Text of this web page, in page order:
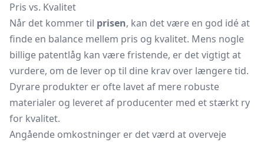
Pris vs. Kvalitet
Når det kommer til prisen, kan det være en god idé at
finde en balance mellem pris og kvalitet. Mens nogle
billige patentlåg kan være fristende, er det vigtigt at
vurdere, om de lever op til dine krav over længere tid.
Dyrare produkter er ofte lavet af mere robuste
materialer og leveret af producenter med et stærkt ry
for kvalitet.
Angående omkostninger er det værd at overveje